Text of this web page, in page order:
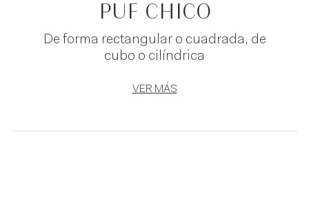
PUF CHICO
De forma rectangular o cuadrada, de
cubo o cilíndrica
VER MÁS